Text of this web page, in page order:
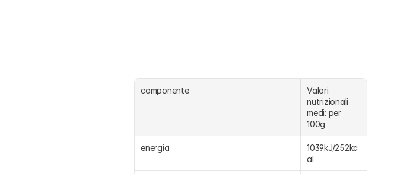
componente
Valori
nutrizionali
medi: per
100g
energia
1039kJ/252kc
al